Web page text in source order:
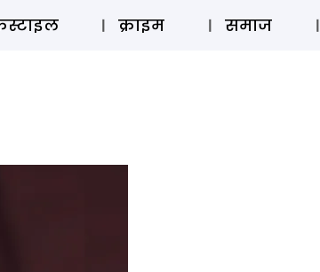
ऑडियो स्टोरी लॉग इन
क्राइम समाज